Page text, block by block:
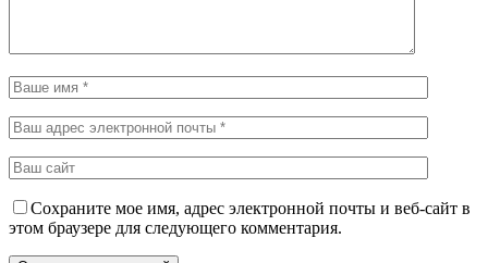
Сохраните мое имя, адрес электронной почты и веб-сайт в
этом браузере для следующего комментария.